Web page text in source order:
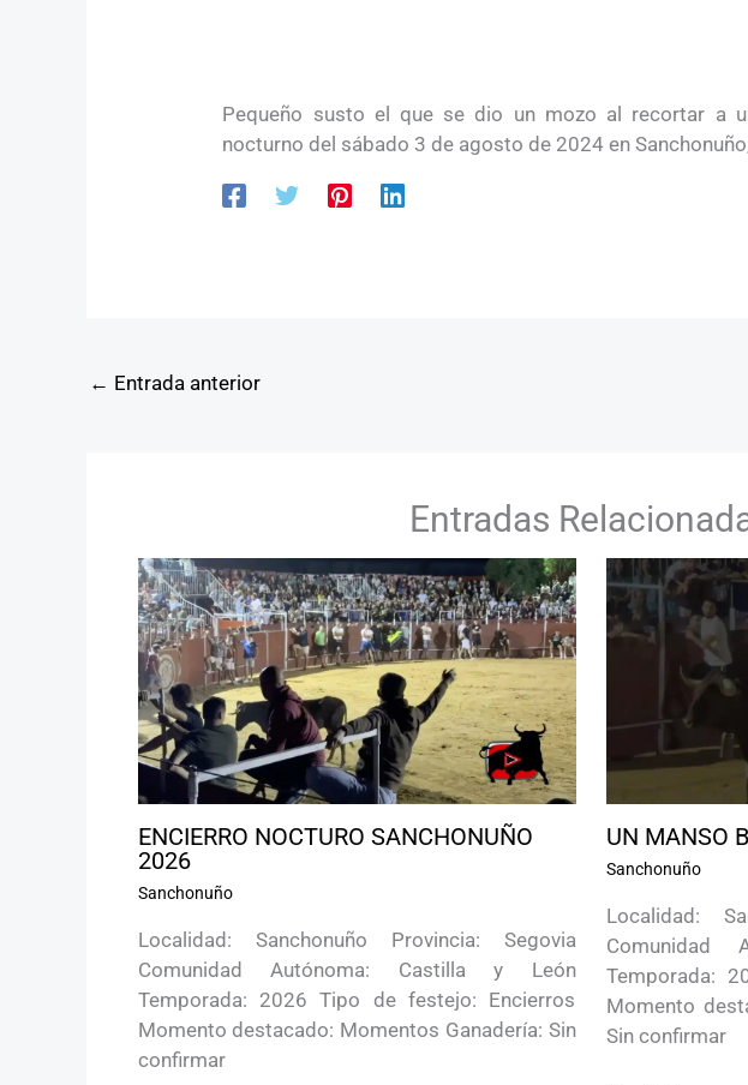
Pequeño susto el que se dio un mozo al recortar a
nocturno del sábado 3 de agosto de 2024 en
← Entrada anterior
Entradas
ENCIERRO NOCTURO SANCHONUÑO
2026
Sanchonuño
Localidad: Sanchonuño Provincia: Segovia
Comunidad Autónoma: Castilla y León
Temporada: 2026 Tipo de festejo: Encierros
Momento destacado: Momentos Ganadería: Sin
confirmar
UN MANSO
Sanchonuño
Localidad:
Comunidad
Temporada:
Momento
Sin confirmar